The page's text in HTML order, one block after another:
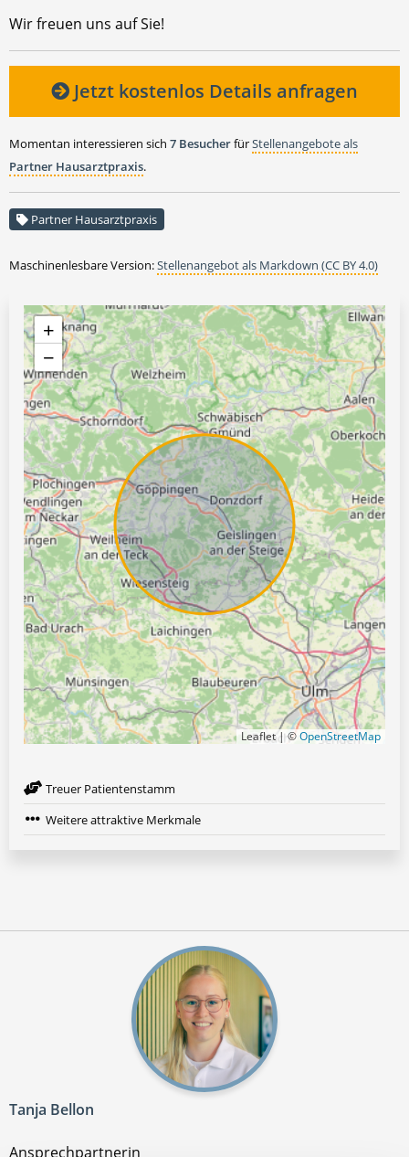
Wir freuen uns auf Sie!
Jetzt kostenlos Details anfragen
Momentan interessieren sich 7 BesucherfürStellenangebote als
Partner Hausarztpraxis.
Partner Hausarztpraxis
Maschinenlesbare Version:Stellenangebot als Markdown (CC BY 4.0)
+
−
Leaflet | ©OpenStreetMap
Treuer Patientenstamm
Weitere attraktive Merkmale
Tanja Bellon
Ansprechpartnerin